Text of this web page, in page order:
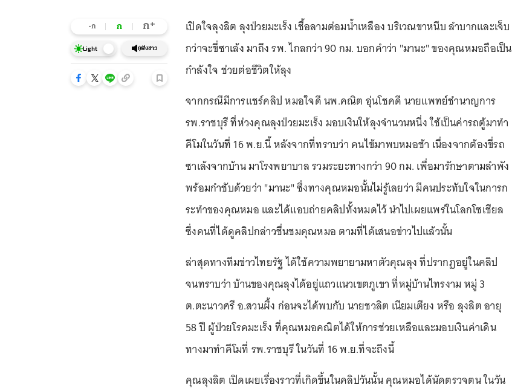
-ก ก ก+
Light ฟังข่าว
เปิดใจลุงลิต ลุงป่วยมะเร็ง เชื้อลามต่อมน้ำเหลือง บริเวณขาหนีบ ลำบากและเจ็บ
กว่าจะขี่ซาเล้ง มาถึง รพ. ไกลกว่า 90 กม. บอกคำว่า "มานะ" ของคุณหมอถือเป็น
กำลังใจ ช่วยต่อชีวิตให้ลุง
จากกรณีมีการแชร์คลิป หมอใจดี นพ.คณิต อุ่นโชคดี นายแพทย์ชำนาญการ
รพ.ราชบุรี ที่ห่วงคุณลุงป่วยมะเร็ง มอบเงินให้ลุงจำนวนหนึ่ง ใช้เป็นค่ารถตู้มาทำ
คีโมในวันที่ 16 พ.ย.นี้ หลังจากที่ทราบว่า คนไข้มาพบหมอช้า เนื่องจากต้องขี่รถ
ซาเล้งจากบ้าน มาโรงพยาบาล รวมระยะทางกว่า 90 กม. เพื่อมารักษาตามลำพัง
พร้อมกำชับด้วยว่า "มานะ" ซึ่งทางคุณหมอนั้นไม่รู้เลยว่า มีคนประทับใจในการก
ระทำของคุณหมอ และได้แอบถ่ายคลิปทั้งหมดไว้ นำไปเผยแพร่ในโลกโซเชียล
ซึ่งคนที่ได้ดูคลิปกล่าวชื่นชมคุณหมอ ตามที่ได้เสนอข่าวไปแล้วนั้น
ล่าสุดทางทีมข่าวไทยรัฐ ได้ใช้ความพยายามหาตัวคุณลุง ที่ปรากฏอยู่ในคลิป
จนทราบว่า บ้านของคุณลุงได้อยู่แถวแนวเขตภูเขา ที่หมู่บ้านไทรงาม หมู่ 3
ต.ตะนาวศรี อ.สวนผึ้ง ก่อนจะได้พบกับ นายชวลิต เนียมเตียง หรือ ลุงลิต อายุ
58 ปี ผู้ป่วยโรคมะเร็ง ที่คุณหมอคณิตได้ให้การช่วยเหลือและมอบเงินค่าเดิน
ทางมาทำคีโมที่ รพ.ราชบุรี ในวันที่ 16 พ.ย.ที่จะถึงนี้
คุณลุงลิต เปิดเผยเรื่องราวที่เกิดขึ้นในคลิปวันนั้น คุณหมอได้นัดตรวจตน ในวัน